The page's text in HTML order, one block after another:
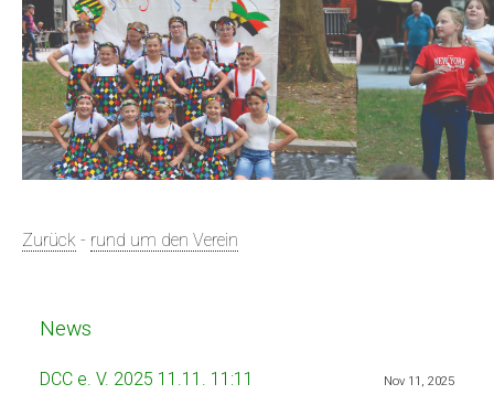
Zurück - rund um den Verein
News
Nov 11, 2025
DCC e. V. 2025 11.11. 11:11